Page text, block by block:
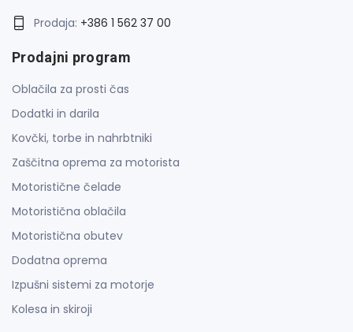
Prodaja: +386 1 562 37 00
Prodajni program
Oblačila za prosti čas
Dodatki in darila
Kovčki, torbe in nahrbtniki
Zaščitna oprema za motorista
Motoristične čelade
Motoristična oblačila
Motoristična obutev
Dodatna oprema
Izpušni sistemi za motorje
Kolesa in skiroji